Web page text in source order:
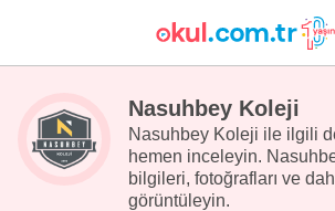
Nasuhbey Koleji
Nasuhbey Koleji ile ilgili
hemen inceleyin.
bilgileri, fotoğrafları ve
görüntüleyin.